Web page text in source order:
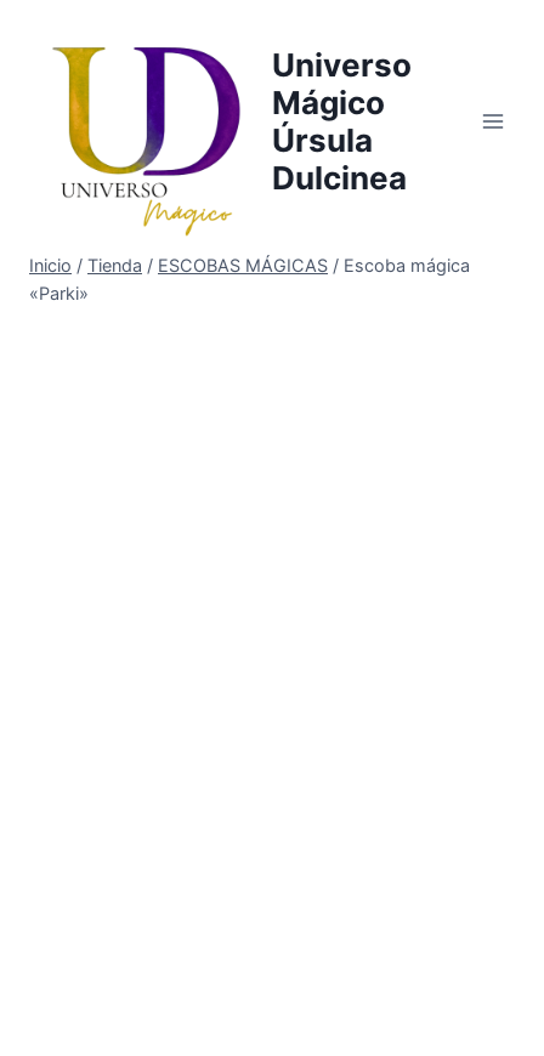
contenido
Universo
Mágico
Úrsula
Dulcinea
Inicio / Tienda / ESCOBAS MÁGICAS / Escoba mágica
«Parki»